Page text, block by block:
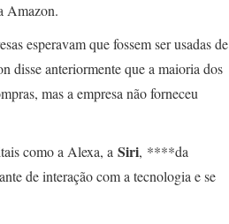
Amazon.
esperavam que fossem ser usadas de
disse anteriormente que a maioria dos
mas a empresa não forneceu
como a Alexa, a Siri, ****da
de interação com a tecnologia e se